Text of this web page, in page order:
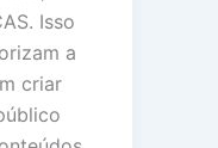
Isso
a
criar